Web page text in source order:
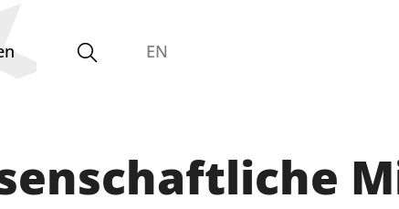
Gleichstellungsvertretung
EN